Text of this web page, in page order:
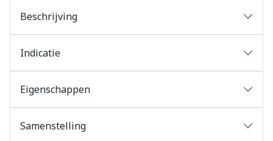
Beschrijving
Indicatie
Eigenschappen
Samenstelling